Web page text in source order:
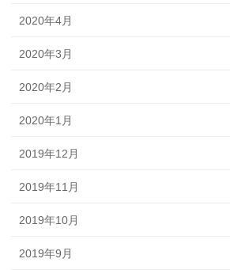
2020年4月
2020年3月
2020年2月
2020年1月
2019年12月
2019年11月
2019年10月
2019年9月